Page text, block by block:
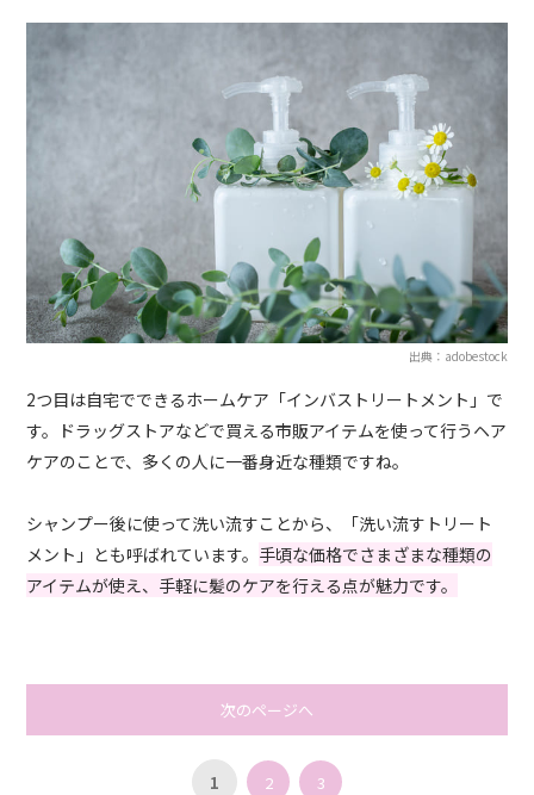
出典：adobestock
2つ目は自宅でできるホームケア「インバストリートメント」で
す。ドラッグストアなどで買える市販アイテムを使って行うヘア
ケアのことで、多くの人に一番身近な種類ですね。
シャンプー後に使って洗い流すことから、「洗い流すトリート
メント」とも呼ばれています。 手頃な価格でさまざまな種類の
アイテムが使え、手軽に髪のケアを行える点が魅力です。
次のページへ
1 2 3